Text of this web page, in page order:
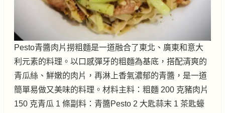
Pesto青醬肉片撈粗麵是一道融合了東北、廣東和意大
利元素的料理。以口感彈牙的粗麵為基底，搭配清爽的
青瓜絲、鮮嫩的肉片，再淋上香氣濃郁的青醬，是一道
簡單易做又美味的料理。材料主料：粗麵 200 克豬肉片
150 克青瓜 1 條副料：青醬Pesto 2 大匙蒜末 1 茶匙蠔